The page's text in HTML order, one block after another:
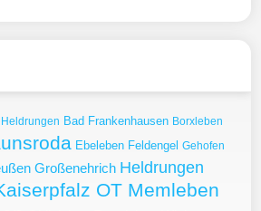
Bad Frankenhausen Borxleben
Ebeleben Feldengel Gehofen
Großenehrich Heldrungen
OT Memleben